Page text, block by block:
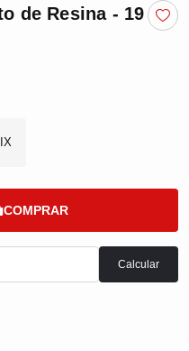
de Resina - 19
COMPRAR
Calcular